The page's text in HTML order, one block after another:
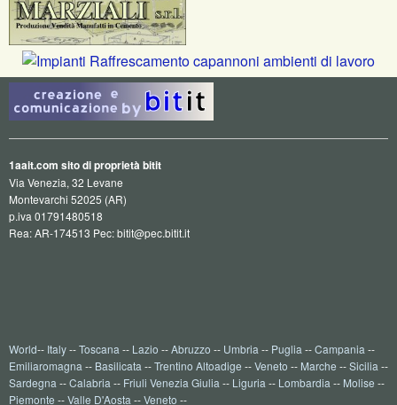
1aait.com sito di proprietà bitit
Via Venezia, 32 Levane
Montevarchi 52025 (AR)
p.iva 01791480518
Rea: AR-174513 Pec: bitit@pec.bitit.it
World-- Italy--Toscana -- Lazio --Abruzzo -- Umbria -- Puglia --Campania --
Emiliaromagna -- Basilicata --Trentino Altoadige --Veneto -- Marche --Sicilia --
Sardegna --Calabria -- Friuli Venezia Giulia -- Liguria -- Lombardia -- Molise --
Piemonte --Valle D'Aosta --Veneto --